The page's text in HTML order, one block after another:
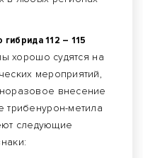
112 – 115
хорошо судятся на
мероприятий,
внесение
метила
следующие